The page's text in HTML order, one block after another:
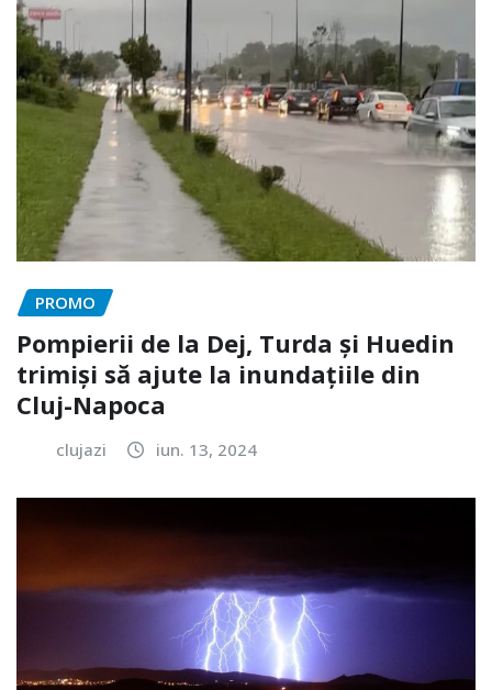
PROMO
Pompierii de la Dej, Turda și Huedin
trimiși să ajute la inundațiile din
Cluj-Napoca
clujazi iun. 13, 2024